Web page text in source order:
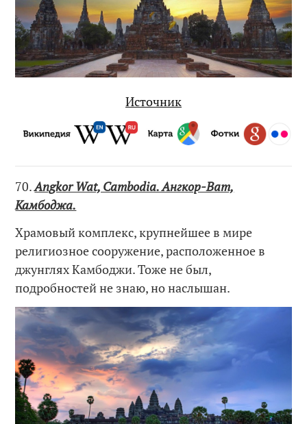
Источник
70.Angkor Wat, Cambodia. Ангкор-Ват,
Камбоджа.
Храмовый комплекс, крупнейшее в мире
религиозное сооружение, расположенное в
джунглях Камбоджи. Тоже не был,
подробностей не знаю, но наслышан.